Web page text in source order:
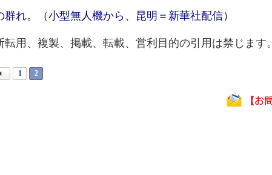
れ。（小型無人機から、昆明＝新華社配信）
用、複製、掲載、転載、営利目的の引用は禁じます。
1 2